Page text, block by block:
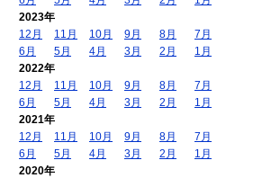
2023年
12月
11月 10月 9月 8月
7月
6月
5月 4月 3月 2月
1月
2022年
12月
11月 10月 9月 8月
7月
6月
5月 4月 3月 2月
1月
2021年
12月
11月 10月 9月 8月
7月
6月
5月 4月 3月 2月
1月
2020年